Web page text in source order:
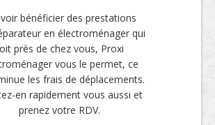
bénéficier des prestations
en électroménager qui
près de chez vous, Proxi
vous le permet, ce
les frais de déplacements.
en rapidement vous aussi et
prenez votre RDV.